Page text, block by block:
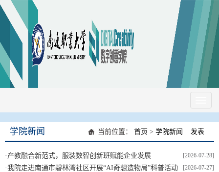
学院新闻 当前位置： 首页 > 学院新闻 发表
[2026-07-28]
· 产教融合新范式，服装数智创新班赋能企业发展
[2026-07-27]
·我院走进南通市碧林湾社区开展“AI奇想造物局”科普活动